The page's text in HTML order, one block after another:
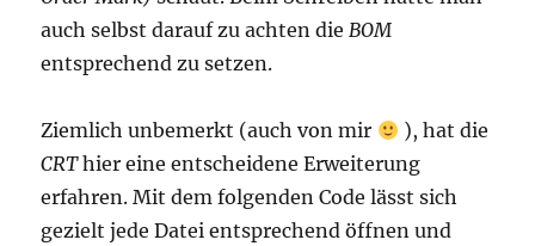
auch selbst darauf zu achten dieBOM
entsprechend zu setzen.
Ziemlich unbemerkt (auch von mir
), hat die
CRThier eine entscheidene Erweiterung
erfahren. Mit dem folgenden Code lässt sich
gezielt jede Datei entsprechend öffnen und